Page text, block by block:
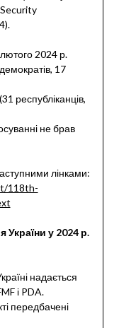
2024 р.
17
республіканців,
не брав
лінками:
118th-
України у 2024 р.
надається
і PDA.
передбачені